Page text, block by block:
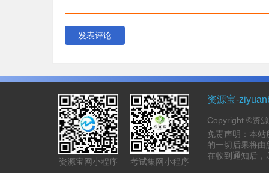
发表评论
资源宝网小程序 考试集网小程序
资源宝-
Copyright ©资
免责声明：本
的一切后果将
在收到通知后，